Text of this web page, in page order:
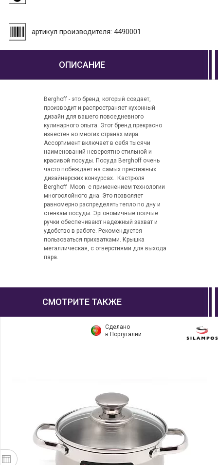
артикул производителя: 4490001
ОПИСАНИЕ
Berghoff - это бренд, который создает,
производит и распространяет кухонный
дизайн для вашего повседневного
кулинарного опыта. Этот бренд прекрасно
известен во многих странах мира.
Ассортимент включает в себя тысячи
наименований невероятно стильной и
красивой посуды. Посуда Berghoff очень
часто побеждает на самых престижных
дизайнерских конкурсах.. Кастрюля
Berghoff Moon с применением технологии
многослойного дна. Это позволяет
равномерно распределять тепло по дну и
стенкам посуды. Эргономичные полчые
ручки обеспечивают надежный захват и
удобство в работе. Рекомендуется
пользоваться прихватками. Крышка
металлическая, с отверстиями для выхода
пара.
СМОТРИТЕ ТАКЖЕ
Сделано
в Португалии